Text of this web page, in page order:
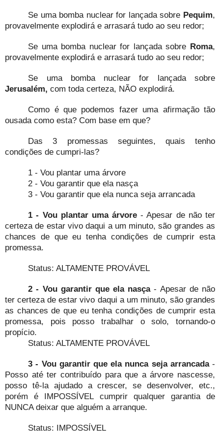
Se uma bomba nuclear for lançada sobre Pequim,
provavelmente explodirá e arrasará tudo ao seu redor;
Se uma bomba nuclear for lançada sobre Roma,
provavelmente explodirá e arrasará tudo ao seu redor;
Se uma bomba nuclear for lançada sobre
Jerusalém, com toda certeza, NÃO explodirá.
Como é que podemos fazer uma afirmação tão
ousada como esta? Com base em que?
Das 3 promessas seguintes, quais tenho
condições de cumpri-las?
1 - Vou plantar uma árvore
2 - Vou garantir que ela nasça
3 - Vou garantir que ela nunca seja arrancada
1 - Vou plantar uma árvore - Apesar de não ter
certeza de estar vivo daqui a um minuto, são grandes as
chances de que eu tenha condições de cumprir esta
promessa.
Status: ALTAMENTE PROVÁVEL
2 - Vou garantir que ela nasça- Apesar de não
ter certeza de estar vivo daqui a um minuto, são grandes
as chances de que eu tenha condições de cumprir esta
promessa, pois posso trabalhar o solo, tornando-o
propício.
Status: ALTAMENTE PROVÁVEL
3 - Vou garantir que ela nunca seja arrancada-
Posso até ter contribuído para que a árvore nascesse,
posso tê-la ajudado a crescer, se desenvolver, etc.,
porém é IMPOSSÍVEL cumprir qualquer garantia de
NUNCA deixar que alguém a arranque.
Status: IMPOSSÍVEL